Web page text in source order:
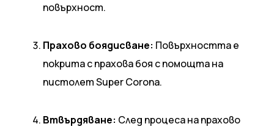
повърхност.
Прахово боядисване: Повърхността е
покрита с прахова боя с помощта на
пистолет Super Corona.
Втвърдяване: След процеса на прахово